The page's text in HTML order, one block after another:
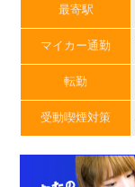
最寄駅
マイカー通勤
転勤
受動喫煙対策